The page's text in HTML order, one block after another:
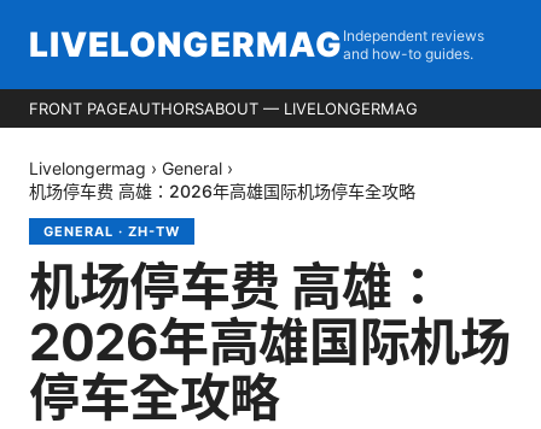
LIVELONGERMAG Independent reviews
and how-to guides.
FRONT PAGEAUTHORSABOUT — LIVELONGERMAG
Livelongermag › General ›
机场停车费 高雄：2026年高雄国际机场停车全攻略
GENERAL · ZH-TW
机场停车费 高雄：
2026年高雄国际机场
停车全攻略